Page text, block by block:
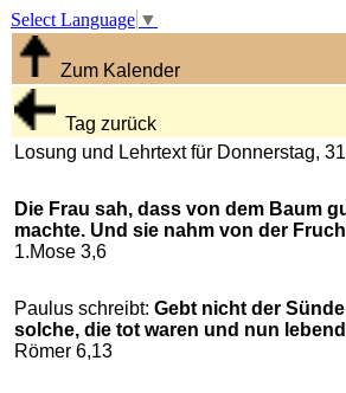
Select Language ▼
Zum Kalender
Tag zurück
Losung und Lehrtext für Donnerstag,
Die Frau sah, dass von dem Baum
machte. Und sie nahm von der
1.Mose 3,6
Paulus schreibt: Gebt nicht der
solche, die tot waren und nun
Römer 6,13